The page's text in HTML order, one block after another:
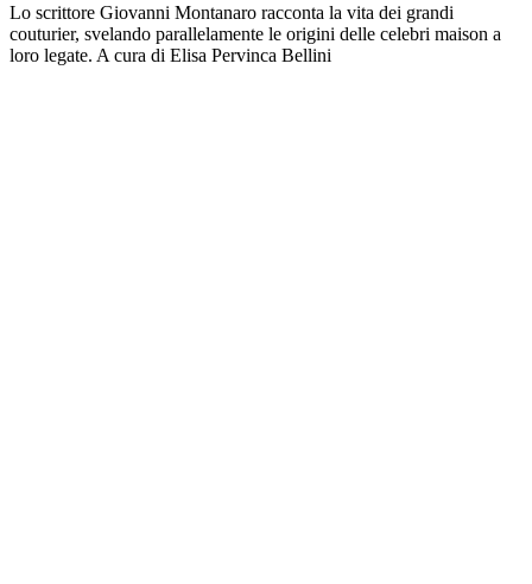
Lo scrittore Giovanni Montanaro racconta la vita dei grandi
couturier, svelando parallelamente le origini delle celebri maison a
loro legate. A cura di Elisa Pervinca Bellini